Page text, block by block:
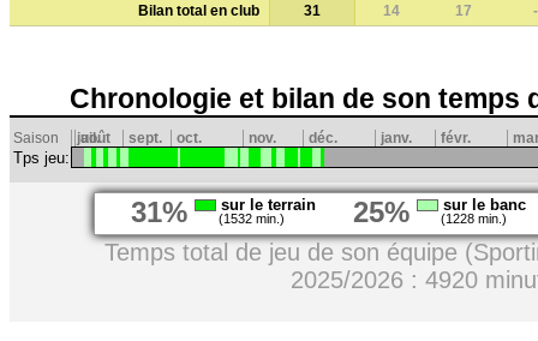
Bilan total en club
31 14 17 -
Chronologie et bilan de son temps
Saison juil.
août sept. oct. nov. déc. janv. févr.
Tps jeu:
31% sur le terrain
(1532 min.) 25% sur le banc
(1228 min.)
Temps total de jeu de son équipe
2025/2026 : 4920